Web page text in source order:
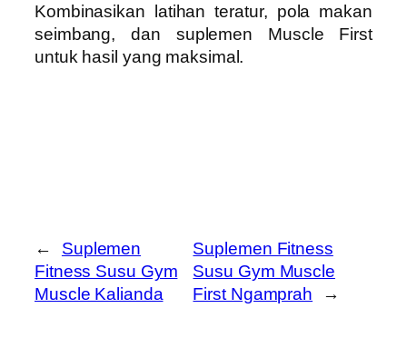
Kombinasikan latihan teratur, pola makan
seimbang, dan suplemen Muscle First
untuk hasil yang maksimal.
←
Suplemen
Fitness Susu Gym
Muscle Kalianda
Suplemen Fitness
Susu Gym Muscle
First Ngamprah
→